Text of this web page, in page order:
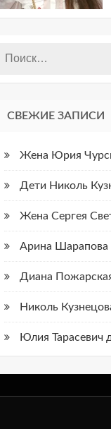
СВЕЖИЕ ЗАПИСИ
Жена Юрия
Дети Николь
Жена Сергея
Арина Шарапова
Диана
Николь
Юлия Тарасевич